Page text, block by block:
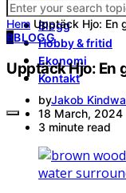
Tjänster
Blogg
Hobby & fritid
Ekonomi
Kontakt
Hem Upptäck Hjo: En
BBLOGG
Upptäck Hjo: En
byJakob
18 March, 2024
3 minute read